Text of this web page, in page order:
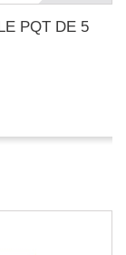
PQT DE 5